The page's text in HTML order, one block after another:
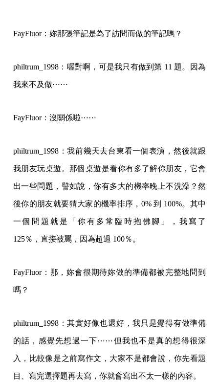
FayFluor：妳那張筆記是為了訪問而做的筆記嗎？
philtrum_1998：喔對啊，可是我只有做到第 11 題。因為
我來不及做⋯⋯
FayFluor：沒關係啦⋯⋯
philtrum_1998：我前幾天去台東看一個表演，然後就跟
我朋友玩桌遊。那個桌遊是看你有多了解你朋友，它會
出一些問題，譬如說，你有多大的機率晚上不洗澡？然
後你的朋友就要猜大家的機率排序，0% 到 100%。其中
一個問題就是「你有多常臨時抱佛腳」，我寫了
125％，直接被罵，因為超過 100％。
FayFluor：那，妳會很期待妳做的準備都被完整地問到
嗎？
philtrum_1998：其實好像也還好，我只是覺得有做準備
的話，感覺先想過一下⋯⋯但我也不是真的想得很深
入，比較像是之前寫作文，大家不是都會說，你先看題
目、寫完選擇題再去寫，你就會寫出不太一樣的內容。